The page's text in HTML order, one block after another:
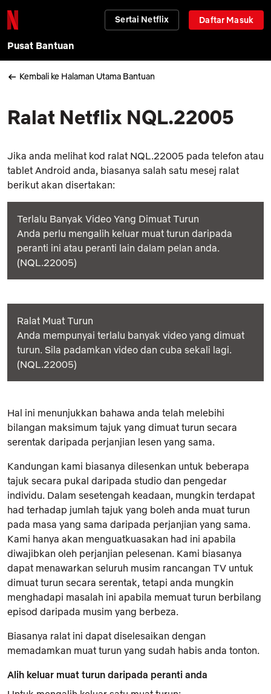
Sertai Netflix Daftar Masuk
Pusat Bantuan
Kembali ke Halaman Utama Bantuan
Ralat Netflix NQL.22005
Jika anda melihat kod ralat NQL.22005 pada telefon atau
tablet Android anda, biasanya salah satu mesej ralat
berikut akan disertakan:
Terlalu Banyak Video Yang Dimuat Turun
Anda perlu mengalih keluar muat turun daripada
peranti ini atau peranti lain dalam pelan anda.
(NQL.22005)
Ralat Muat Turun
Anda mempunyai terlalu banyak video yang dimuat
turun. Sila padamkan video dan cuba sekali lagi.
(NQL.22005)
Hal ini menunjukkan bahawa anda telah melebihi
bilangan maksimum tajuk yang dimuat turun secara
serentak daripada perjanjian lesen yang sama.
Kandungan kami biasanya dilesenkan untuk beberapa
tajuk secara pukal daripada studio dan pengedar
individu. Dalam sesetengah keadaan, mungkin terdapat
had terhadap jumlah tajuk yang boleh anda muat turun
pada masa yang sama daripada perjanjian yang sama.
Kami hanya akan menguatkuasakan had ini apabila
diwajibkan oleh perjanjian pelesenan. Kami biasanya
dapat menawarkan seluruh musim rancangan TV untuk
dimuat turun secara serentak, tetapi anda mungkin
menghadapi masalah ini apabila memuat turun berbilang
episod daripada musim yang berbeza.
Biasanya ralat ini dapat diselesaikan dengan
memadamkan muat turun yang sudah habis anda tonton.
Alih keluar muat turun daripada peranti anda